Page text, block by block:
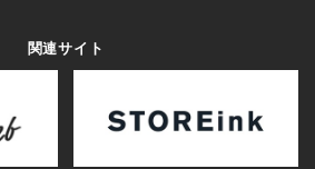
関連サイト